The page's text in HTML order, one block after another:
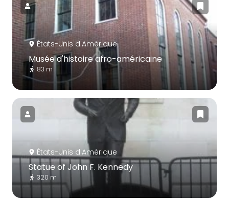
États-Unis d'Amérique
Musée d'histoire afro-américaine
83 m
États-Unis d'Amérique
Statue of John F. Kennedy
320 m